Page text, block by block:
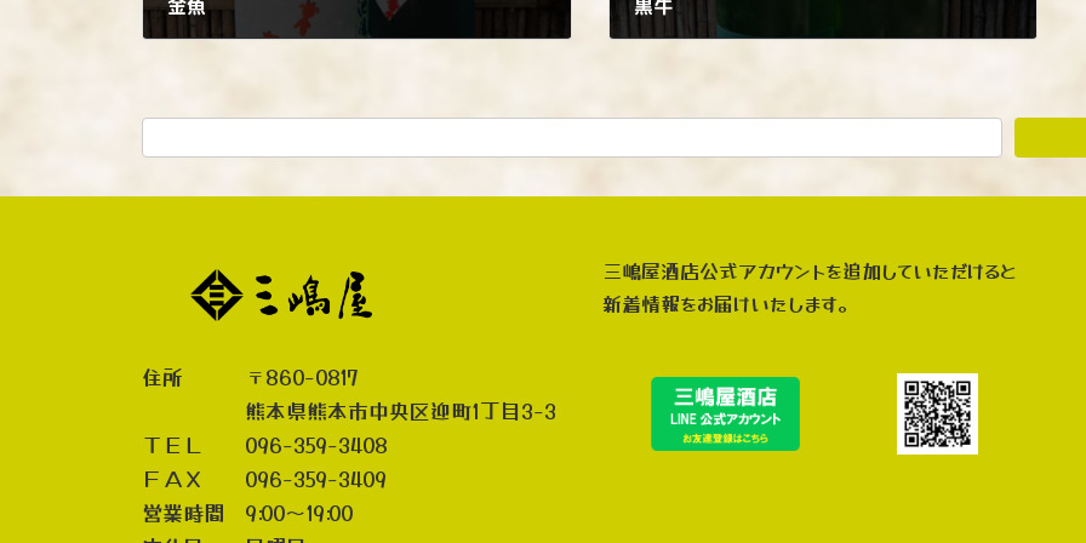
金魚 黒牛
住所 〒860-0817
熊本県熊本市中央区迎町1丁目3-3
ＴＥＬ 096-359-3408
ＦＡＸ 096-359-3409
営業時間 9:00～19:00
三嶋屋酒店公式アカウントを追加していただけると
新着情報をお届けいたします。